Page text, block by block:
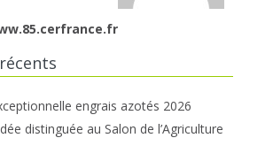
engrais azotés 2026
distinguée au Salon de l’Agriculture